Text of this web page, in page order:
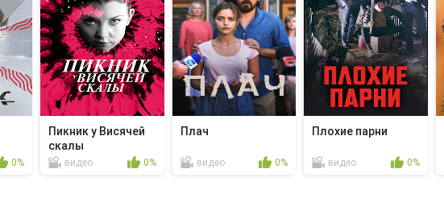
0%
Пикник у Висячей
скалы
видео 0%
Плач
видео 0%
Плохие парни
видео 0%